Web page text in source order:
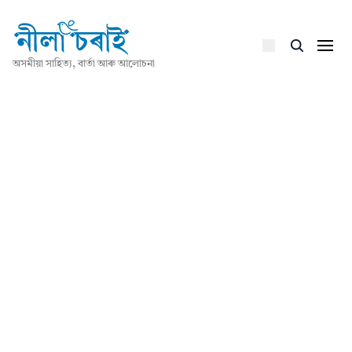
অসমীয়া সাহিত্য, বাৰ্তা আৰু আলোচনা